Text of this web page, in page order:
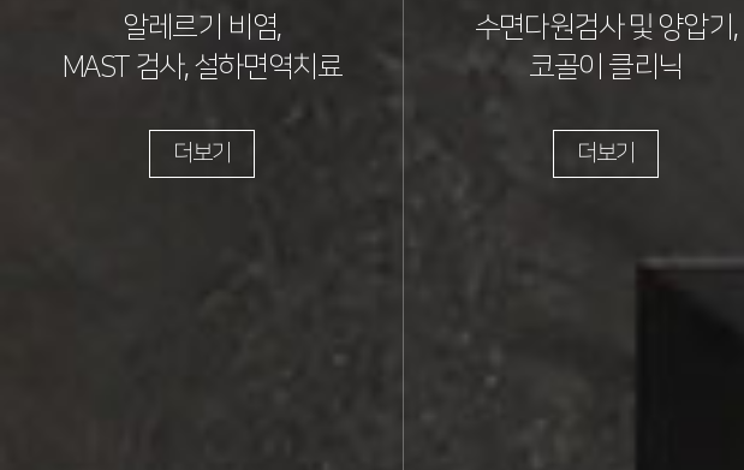
알레르기 비염,
MAST 검사, 설하면역치료
더보기
수면다원검사 및 양압기,
코골이 클리닉
더보기